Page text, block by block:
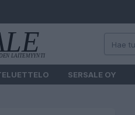
SERSALE OY